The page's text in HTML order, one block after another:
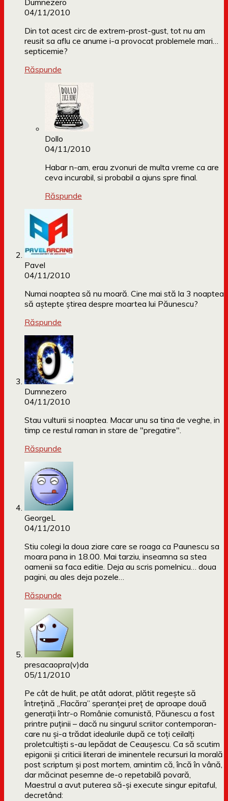
Dumnezero
04/11/2010
Din tot acest circ de extrem-prost-gust, tot nu am
reusit sa aflu ce anume i-a provocat problemele mari…
septicemie?
Răspunde
Dollo
04/11/2010
Habar n-am, erau zvonuri de multa vreme ca are
ceva incurabil, si probabil a ajuns spre final.
Răspunde
Pavel
04/11/2010
Numai noaptea să nu moară. Cine mai stă la 3 noaptea
să aștepte știrea despre moartea lui Păunescu?
Răspunde
Dumnezero
04/11/2010
Stau vulturii si noaptea. Macar unu sa tina de veghe, in
timp ce restul raman in stare de "pregatire".
Răspunde
GeorgeL
04/11/2010
Stiu colegi la doua ziare care se roaga ca Paunescu sa
moara pana in 18.00. Mai tarziu, inseamna sa stea
oamenii sa faca editie. Deja au scris pomelnicu… doua
pagini, au ales deja pozele…
Răspunde
presacaopra(v)da
05/11/2010
Pe cât de hulit, pe atât adorat, plătit regeşte să
întreţină „Flacăra” speranţei preţ de aproape două
generaţii într-o Românie comunistă, Păunescu a fost
printre puţinii – dacă nu singurul scriitor contemporan-
care nu şi-a trădat idealurile după ce toţi ceilalţi
proletcultişti s-au lepădat de Ceauşescu. Ca să scutim
epigonii şi criticii literari de iminentele recursuri la morală
post scriptum şi post mortem, amintim că, încă în vână,
dar măcinat pesemne de-o repetabilă povară,
Maestrul a avut puterea să-şi execute singur epitaful,
decretând: